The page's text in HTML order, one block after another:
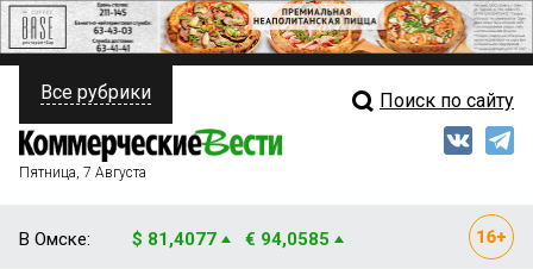
ПОЛИТИКА
ФИНАНСЫ
Свежий выпуск
Все рубрики Поиск по сайту
Пятница, 7 Августа
В Омске: $ 81,4077 € 94,0585